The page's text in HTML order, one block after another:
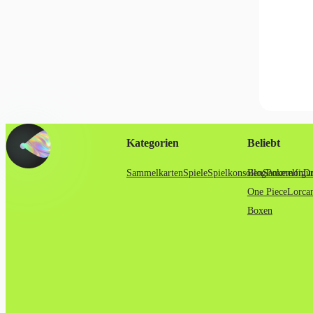
Kategorien
SammelkartenSpieleSpielkonsolen
Beliebt
BlogPokemon
One Piece
Boxen